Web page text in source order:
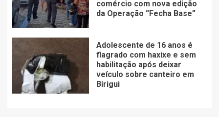
comércio com nova edição
da Operação “Fecha Base”
Adolescente de 16 anos é
flagrado com haxixe e sem
habilitação após deixar
veículo sobre canteiro em
Birigui